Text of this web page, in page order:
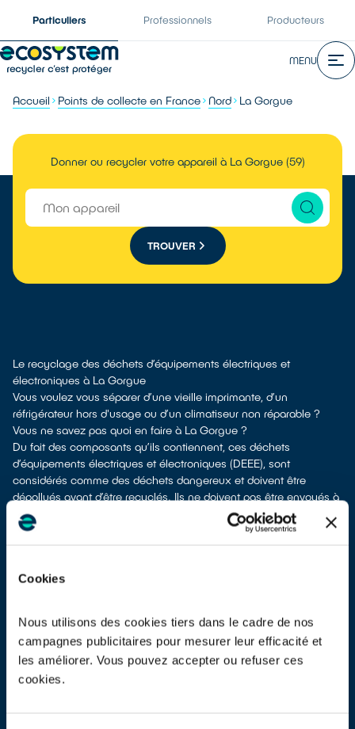
Cookies
Nous utilisons des cookies tiers dans le cadre de nos
campagnes publicitaires pour mesurer leur efficacité et
les améliorer. Vous pouvez accepter ou refuser ces
cookies.
Particuliers Professionnels Producteurs
MENU
Accueil Points de collecte en France Nord La Gorgue
Donner ou recycler votre appareil à La Gorgue (59)
TROUVER
Le recyclage des déchets d’équipements électriques et
électroniques à La Gorgue
Vous voulez vous séparer d’une vieille imprimante, d’un
réfrigérateur hors d'usage ou d’un climatiseur non réparable ?
Vous ne savez pas quoi en faire à La Gorgue ?
Du fait des composants qu’ils contiennent, ces déchets
d’équipements électriques et électroniques (DEEE), sont
considérés comme des déchets dangereux et doivent être
dépollués avant d’être recyclés. Ils ne doivent pas être envoyés à
la poubelle avec d’autres déchets tels que les emballages
ménagers ou les déchets non recyclables ! Cela rendrait
vos vieux appareils électriques.
fonctionnel ou réparable
les apporter en déchetterie
les fairereprendre au moment de la livraison d’un nouvel
appareil